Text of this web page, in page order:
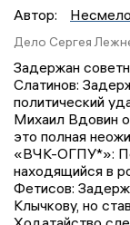
Автор:
Дело Сергея
Задержан
Слатинов:
политический
Михаил Вдовин
это полная
«ВЧК-ОГПУ*»:
находящийся в
Фетисов:
Клычкову, но